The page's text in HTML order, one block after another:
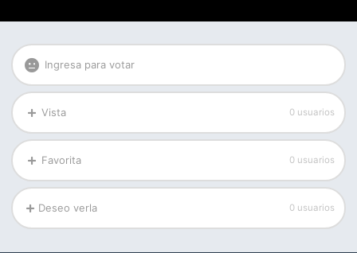
Ingresa para votar
Vista 0 usuarios
Favorita 0 usuarios
Deseo verla 0 usuarios